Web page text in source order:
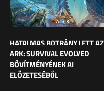
HATALMAS BOTRÁNY LETT AZ
ARK: SURVIVAL EVOLVED
BŐVÍTMÉNYÉNEK AI
ELŐZETESÉBŐL